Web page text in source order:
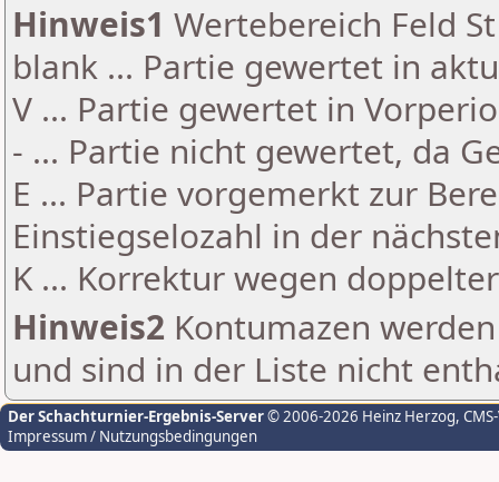
Hinweis1 Wertebereich Feld
blank ... Partie gewertet in
V ... Partie gewertet in
- ... Partie nicht gewertet, da
E ... Partie vorgemerkt zur
Einstiegselozahl in der
K ... Korrektur wegen
Hinweis2 Kontumazen
und sind in der Liste nicht
Der Schachturnier-Ergebnis-Server© 2006-2026 Heinz Herzog,
Impressum / Nutzungsbedingungen